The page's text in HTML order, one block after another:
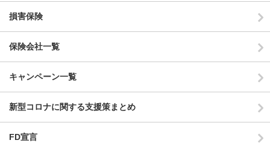
損害保険
保険会社一覧
キャンペーン一覧
新型コロナに関する支援策まとめ
FD宣言